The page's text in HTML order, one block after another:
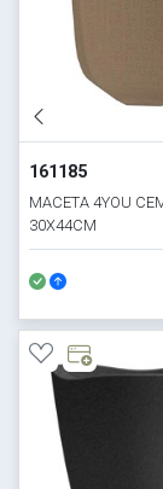
161185
MACETA 4YOU
30X44CM